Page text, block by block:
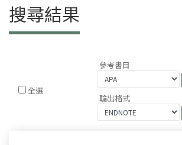
搜尋結果
全選
參考書目
輸出格式